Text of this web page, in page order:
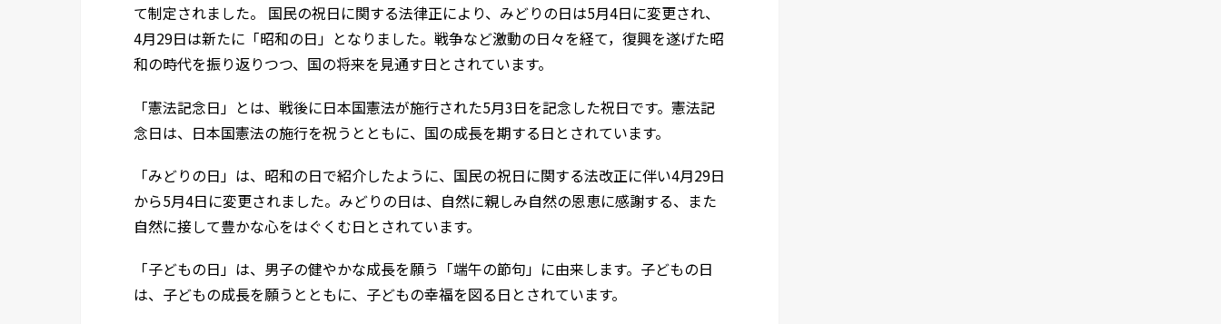
て制定されました。 国民の祝日に関する法律正により、みどりの日は5月4日に変更され、
4月29日は新たに「昭和の日」となりました。戦争など激動の日々を経て，復興を遂げた昭
和の時代を振り返りつつ、国の将来を見通す日とされています。
「憲法記念日」とは、戦後に日本国憲法が施行された5月3日を記念した祝日です。憲法記
念日は、日本国憲法の施行を祝うとともに、国の成長を期する日とされています。
「みどりの日」は、昭和の日で紹介したように、国民の祝日に関する法改正に伴い4月29日
から5月4日に変更されました。みどりの日は、自然に親しみ自然の恩恵に感謝する、また
自然に接して豊かな心をはぐくむ日とされています。
「子どもの日」は、男子の健やかな成長を願う「端午の節句」に由来します。子どもの日
は、子どもの成長を願うとともに、子どもの幸福を図る日とされています。